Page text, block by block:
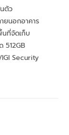
ตัว
ยนอกอาคาร
ที่จัดเก็บ
512GB
Security